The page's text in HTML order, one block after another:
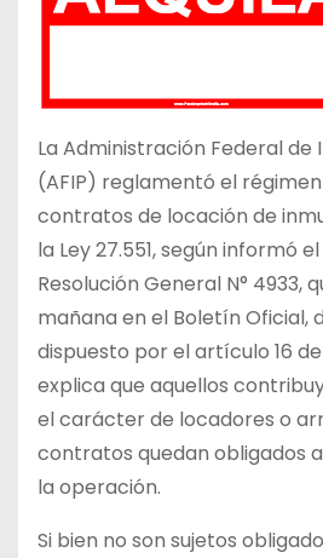
La Administración Federal de
(AFIP) reglamentó el
contratos de locación de
la Ley 27.551, según informó
Resolución General N° 4933,
mañana en el Boletín Oficial,
dispuesto por el artículo 16 de
explica que aquellos
el carácter de locadores o
contratos quedan obligados
la operación.
Si bien no son sujetos